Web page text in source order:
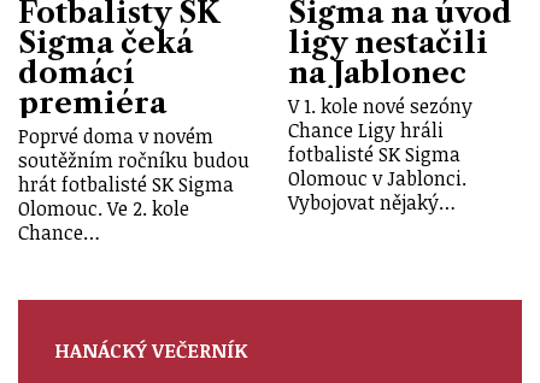
Fotbalisty SK
Sigma čeká
domácí
premiéra
Poprvé doma v novém
soutěžním ročníku budou
hrát fotbalisté SK Sigma
Olomouc. Ve 2. kole
Chance…
Sigma na úvod
ligy nestačili
na Jablonec
V 1. kole nové sezóny
Chance Ligy hráli
fotbalisté SK Sigma
Olomouc v Jablonci.
Vybojovat nějaký…
HANÁCKÝ VEČERNÍK